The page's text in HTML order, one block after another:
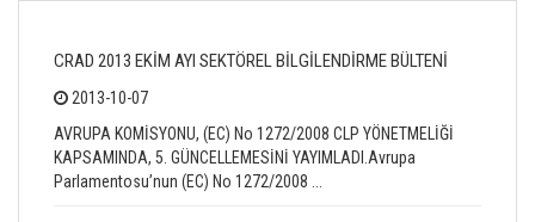
CRAD 2013 EKİM AYI SEKTÖREL BİLGİLENDİRME BÜLTENİ
2013-10-07
AVRUPA KOMİSYONU, (EC) No 1272/2008 CLP YÖNETMELİĞİ
KAPSAMINDA, 5. GÜNCELLEMESİNİ YAYIMLADI.Avrupa
Parlamentosu’nun (EC) No 1272/2008 ...